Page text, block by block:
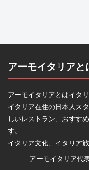
アーモイタリアと
アーモイタリアとはイタ
イタリア在住の日本人ス
しいレストラン、おすす
す。
イタリア文化、イタリア
堂
アーモイタリア代